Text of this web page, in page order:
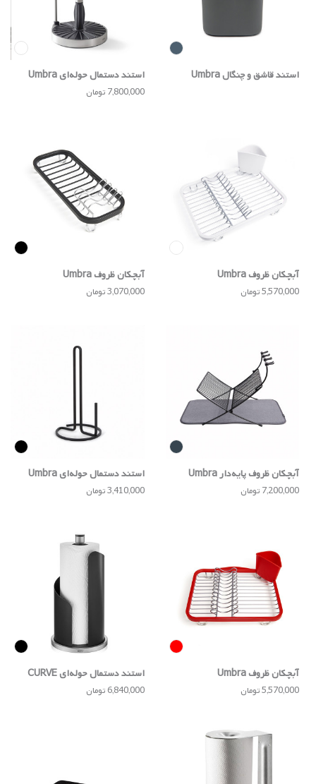
استند قاشق و چنگال Umbra استند دستمال حوله‌ای Umbra
7,800,000 تومان
آبچکان ظروف Umbra
5,570,000 تومان
آبچکان ظروف Umbra
3,070,000 تومان
آبچکان ظروف پایه‌دار Umbra
7,200,000 تومان
استند دستمال حوله‌ای Umbra
3,410,000 تومان
آبچکان ظروف Umbra
5,570,000 تومان
استند دستمال‌ حوله‌ای CURVE
6,840,000 تومان